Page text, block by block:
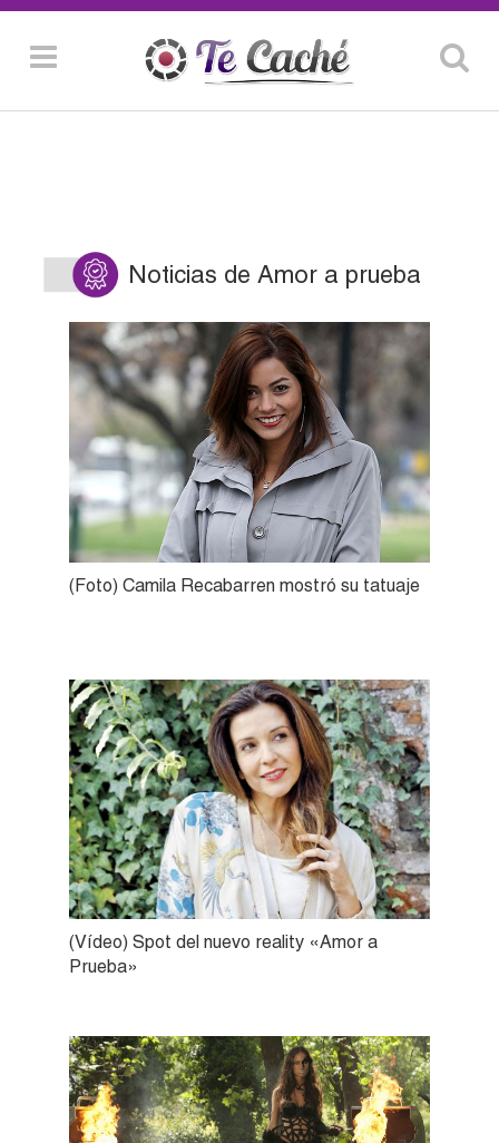
Noticias de Amor a prueba
(Foto) Camila Recabarren mostró su tatuaje
(Vídeo) Spot del nuevo reality «Amor a
Prueba»